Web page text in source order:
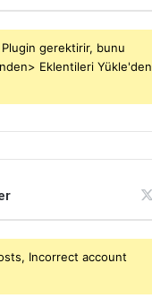
gerektirir, bunu
Eklentileri Yükle'den
Incorrect account